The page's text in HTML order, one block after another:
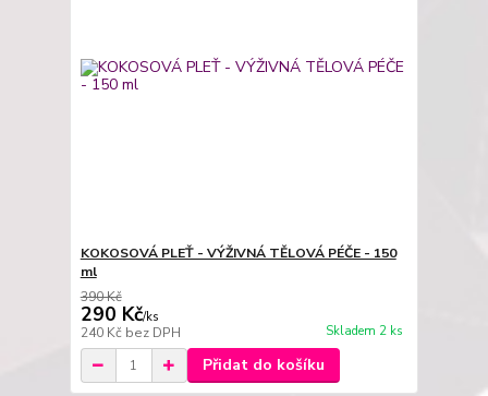
KOKOSOVÁ PLEŤ - VÝŽIVNÁ TĚLOVÁ PÉČE - 150
ml
390 Kč
290 Kč/ks
240 Kč bez DPH Skladem 2 ks
Přidat do košíku